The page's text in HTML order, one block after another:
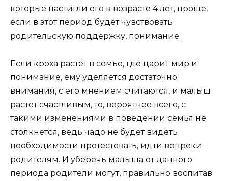
которые настигли его в возрасте 4 лет, проще,
если в этот период будет чувствовать
родительскую поддержку, понимание.
Если кроха растет в семье, где царит мир и
понимание, ему уделяется достаточно
внимания, с его мнением считаются, и малыш
растет счастливым, то, вероятнее всего, с
такими изменениями в поведении семья не
столкнется, ведь чадо не будет видеть
необходимости протестовать, идти вопреки
родителям. И уберечь малыша от данного
периода родители могут, правильно воспитав